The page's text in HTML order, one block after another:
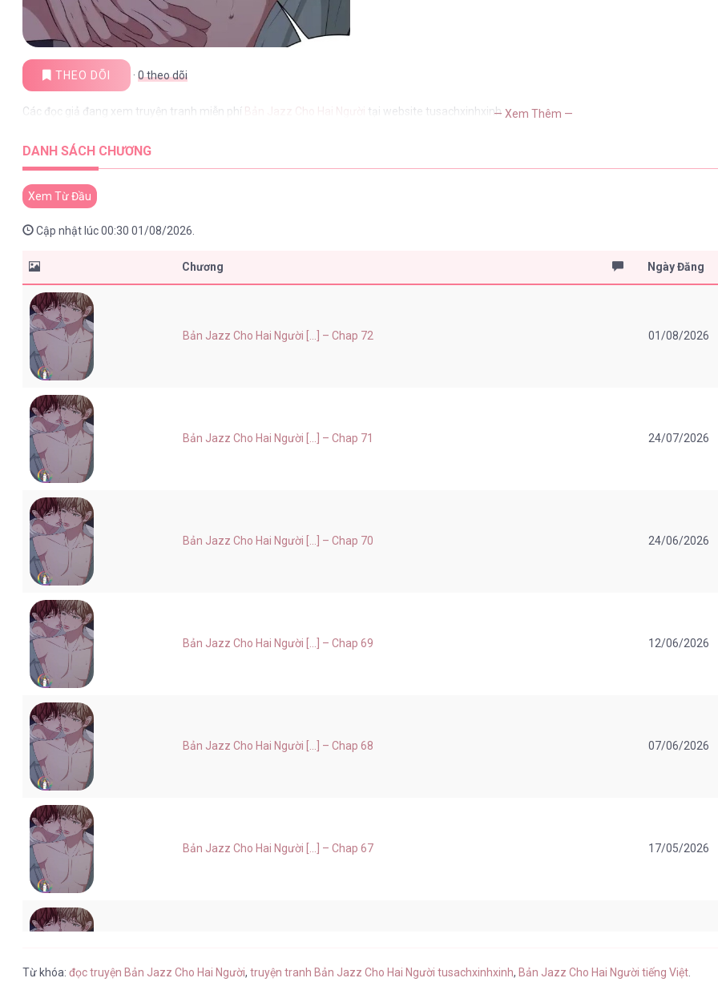
THEO DÕI ·0theo dõi
Các đọc giả đang xem truyện tranh miễn phí Bản Jazz Cho Hai Người tại website tusachxinhxinh— Xem Thêm —
DANH SÁCH CHƯƠNG
Xem Từ Đầu
Cập nhật lúc 00:30 01/08/2026.
Chương Ngày Đăng
Bản Jazz Cho Hai Người [...] – Chap 72 01/08/2026
Bản Jazz Cho Hai Người [...] – Chap 71 24/07/2026
Bản Jazz Cho Hai Người [...] – Chap 70 24/06/2026
Bản Jazz Cho Hai Người [...] – Chap 69 12/06/2026
Bản Jazz Cho Hai Người [...] – Chap 68 07/06/2026
Bản Jazz Cho Hai Người [...] – Chap 67 17/05/2026
Từ khóa:đọc truyện Bản Jazz Cho Hai Người,truyện tranh Bản Jazz Cho Hai Người tusachxinhxinh, Bản Jazz Cho Hai Người tiếng Việt